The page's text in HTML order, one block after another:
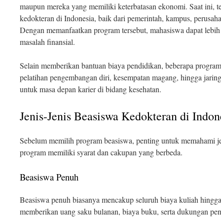
maupun mereka yang memiliki keterbatasan ekonomi. Saat ini,
kedokteran di Indonesia, baik dari pemerintah, kampus,
Dengan memanfaatkan program tersebut, mahasiswa dapat
masalah finansial.
Selain memberikan bantuan biaya pendidikan, beberapa
pelatihan pengembangan diri, kesempatan magang, hingga
untuk masa depan karier di bidang kesehatan.
Jenis-Jenis Beasiswa Kedokteran di
Sebelum memilih program beasiswa, penting untuk memahami
program memiliki syarat dan cakupan yang berbeda.
Beasiswa Penuh
Beasiswa penuh biasanya mencakup seluruh biaya kuliah
memberikan uang saku bulanan, biaya buku, serta dukungan